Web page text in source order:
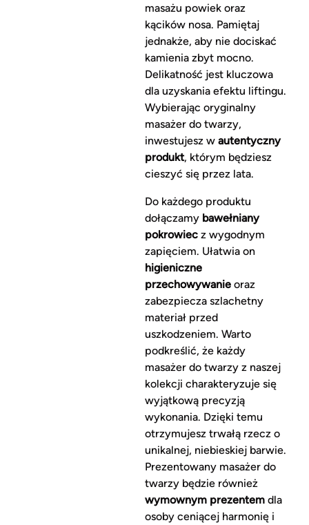
masażu powiek oraz
kącików nosa. Pamiętaj
jednakże, aby nie dociskać
kamienia zbyt mocno.
Delikatność jest kluczowa
dla uzyskania efektu liftingu.
Wybierając oryginalny
masażer do twarzy,
inwestujesz w autentyczny
produkt, którym będziesz
cieszyć się przez lata.
Do każdego produktu
dołączamy bawełniany
pokrowiecz wygodnym
zapięciem. Ułatwia on
higieniczne
przechowywanieoraz
zabezpiecza szlachetny
materiał przed
uszkodzeniem. Warto
podkreślić, że każdy
masażer do twarzy z naszej
kolekcji charakteryzuje się
wyjątkową precyzją
wykonania. Dzięki temu
otrzymujesz trwałą rzecz o
unikalnej, niebieskiej barwie.
Prezentowany masażer do
twarzy będzie również
wymownym prezentemdla
osoby ceniącej harmonię i